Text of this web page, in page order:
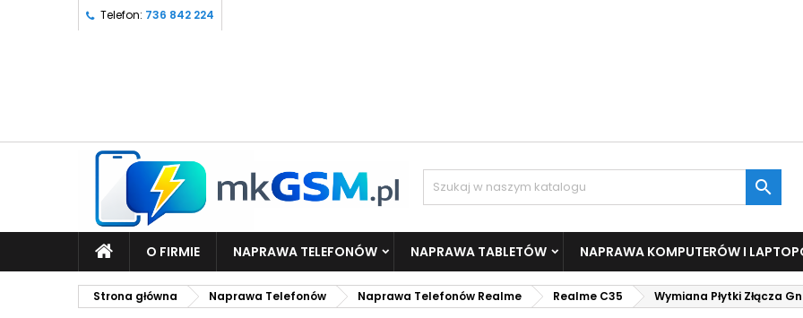
Telefon: 736 842 224

O FIRMIE NAPRAWA TELEFONÓW NAPRAWA TABLETÓW NAPRAWA KOMPUTERÓW I
Strona główna Naprawa Telefonów Naprawa Telefonów Realme Realme C35 Wymiana Płytki Złącza